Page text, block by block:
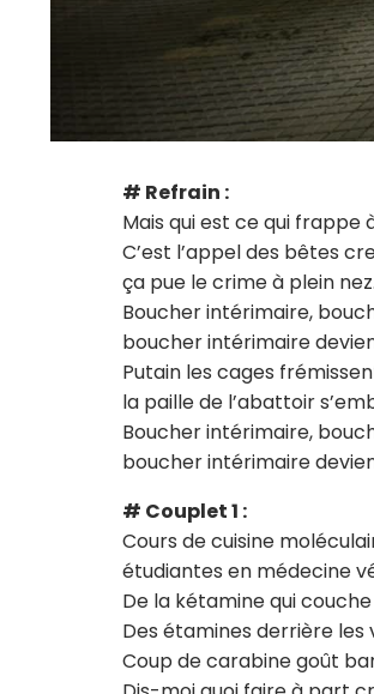
# Refrain :
Mais qui est ce qui frappe
C’est l’appel des bêtes
ça pue le crime à plein nez.
Boucher intérimaire,
boucher intérimaire
Putain les cages
la paille de l’abattoir
Boucher intérimaire,
boucher intérimaire
# Couplet 1 :
Cours de cuisine
étudiantes en médecine
De la kétamine qui
Des étamines derrière
Coup de carabine goût